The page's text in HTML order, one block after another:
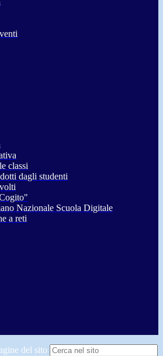
classi
dagli studenti
Nazionale Scuola Digitale
a reti
del sito